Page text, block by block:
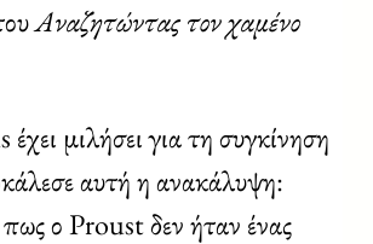
Αναζητώντας τον χαμένο
μιλήσει για τη συγκίνηση
αυτή η ανακάλυψη:
ο Proust δεν ήταν ένας